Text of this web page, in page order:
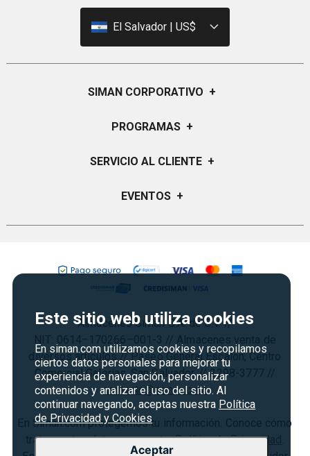
Este sitio web utiliza cookies
En siman.com utilizamos cookies y recopilamos
ciertos datos personales para mejorar tu
experiencia de navegación, personalizar
contenidos y analizar el uso del sitio. Al
continuar navegando, aceptas nuestra Política
de Privacidad y Cookies
Aceptar
El Salvador | US$
SIMAN CORPORATIVO +
Quiénes Somos
Sucursales
PROGRAMAS +
Certificados de Regalo
Credisiman
Vende en Marketplace
SERVICIO AL CLIENTE +
Preguntas Frecuentes
Seguridad del sitio
Política de Privacidad
Derecho de Retracto
Condiciones de uso
Términos y condiciones
EVENTOS +
Regreso a clases
Cyber Monday
Agosto es diversión
Almacenes Siman S.A. de C.V. //
diversos artículos // Paseo General Escalón, Centro
Comercial Galerías, San Salvador. // 2298-3777 //
contacto@siman.com
En Siman.com protegemos tu información. Conoce cómo
tratamos tus datos en nuestraPolítica de Privacidad